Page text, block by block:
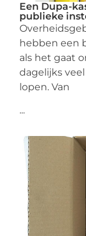
Een Dupa-
publieke
hebben een
als het gaat
dagelijks
lopen. Van
...